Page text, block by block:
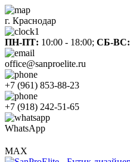
г. Краснодар
ПН-ПТ: 10:00 - 18:00; СБ-ВС:
office@sanproelite.ru
+7 (961) 853-88-23
+7 (918) 242-51-65
WhatsApp
MAX